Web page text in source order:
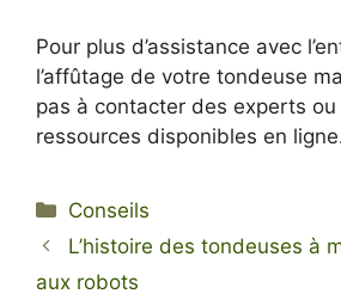
Pour plus d’assistance avec
l’affûtage de votre tondeuse
pas à contacter des experts
ressources disponibles en
Catégories
Conseils
L’histoire des tondeuses à
aux robots